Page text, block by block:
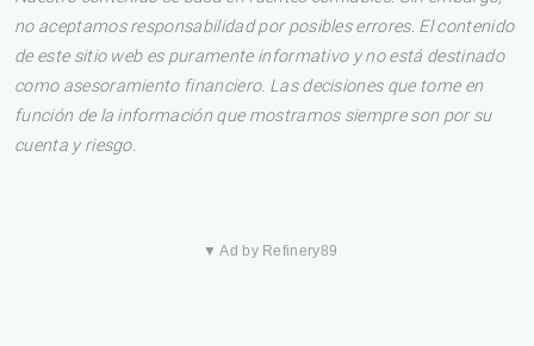
no aceptamos responsabilidad por posibles errores. El contenido
de este sitio web es puramente informativo y no está destinado
como asesoramiento financiero. Las decisiones que tome en
función de la información que mostramos siempre son por su
cuenta y riesgo.
▼ Ad by Refinery89